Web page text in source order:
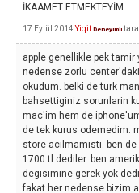
İKAAMET ETMEKTEYİM...
17 Eylül 2014 Yiqit Deneyimli
apple genellikle pek
nedense zorlu
okudum. belki de turk
bahsettiginiz sorunlarin
mac'im hem de
de tek kurus odemedim.
store acilmamisti. ben
1700 tl dediler. ben
degisimine gerek yok
fakat her nedense bizim